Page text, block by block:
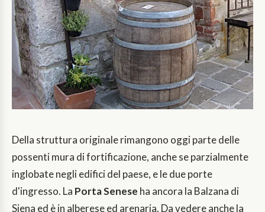
Della struttura originale rimangono oggi parte delle
possenti mura di fortificazione, anche se parzialmente
inglobate negli edifici del paese, e le due porte
d'ingresso. La Porta Senese ha ancora la Balzana di
Siena ed è in alberese ed arenaria. Da vedere anche la